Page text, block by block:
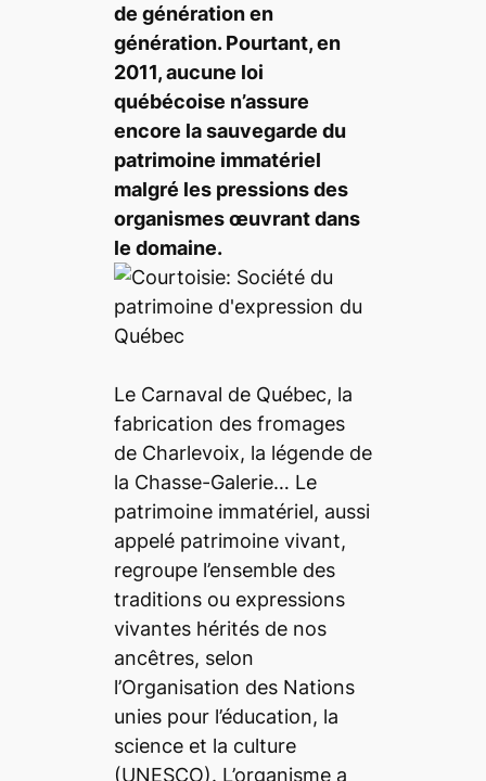
de génération en
génération. Pourtant, en
2011, aucune loi
québécoise n’assure
encore la sauvegarde du
patrimoine immatériel
malgré les pressions des
organismes œuvrant dans
le domaine.
Le Carnaval de Québec, la
fabrication des fromages
de Charlevoix, la légende de
la Chasse-Galerie… Le
patrimoine immatériel, aussi
appelé patrimoine vivant,
regroupe l’ensemble des
traditions ou expressions
vivantes hérités de nos
ancêtres, selon
l’Organisation des Nations
unies pour l’éducation, la
science et la culture
(UNESCO). L’organisme a